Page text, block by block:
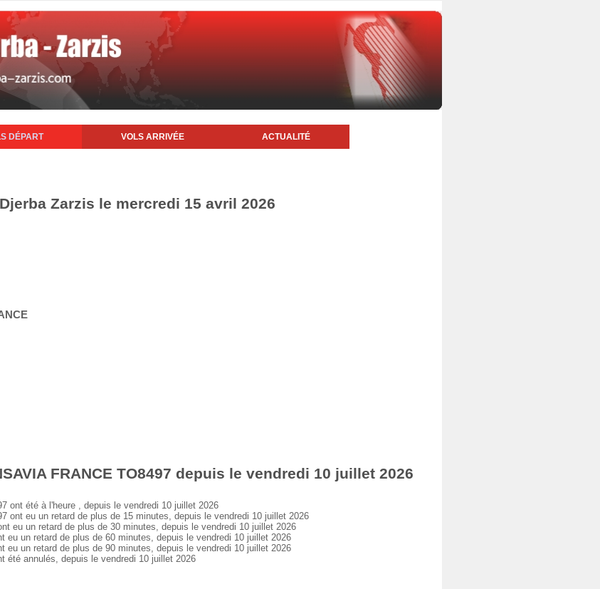
DÉPART VOLS ARRIVÉE ACTUALITÉ
Zarzis le mercredi 15 avril 2026
FRANCE TO8497 depuis le vendredi 10 juillet 2026
ont été à l'heure , depuis le vendredi 10 juillet 2026
ont eu un retard de plus de 15 minutes, depuis le vendredi 10 juillet 2026
eu un retard de plus de 30 minutes, depuis le vendredi 10 juillet 2026
eu un retard de plus de 60 minutes, depuis le vendredi 10 juillet 2026
eu un retard de plus de 90 minutes, depuis le vendredi 10 juillet 2026
été annulés, depuis le vendredi 10 juillet 2026